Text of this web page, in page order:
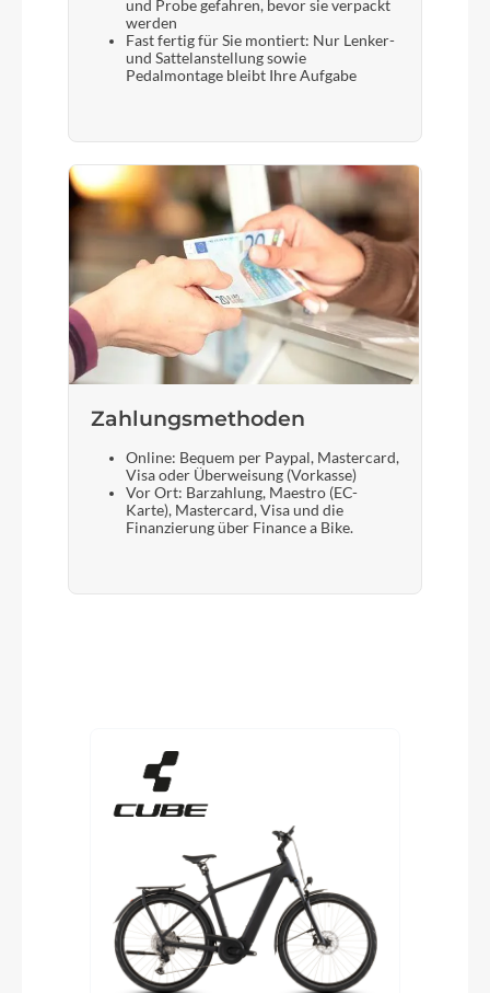
und Probe gefahren, bevor sie verpackt
werden
Fast fertig für Sie montiert: Nur Lenker-
und Sattelanstellung sowie
Pedalmontage bleibt Ihre Aufgabe
Zahlungsmethoden
Online: Bequem per Paypal, Mastercard,
Visa oder Überweisung (Vorkasse)
Vor Ort: Barzahlung, Maestro (EC-
Karte), Mastercard, Visa und die
Finanzierung über Finance a Bike.